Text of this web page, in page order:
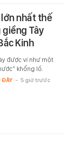
nhất thế
giềng Tây
Kinh
được ví như một
khổng lồ.
ĐÂY - 5 giờ trước